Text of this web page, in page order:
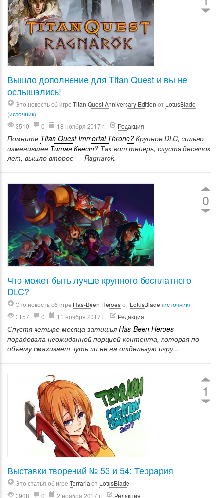
Вышло дополнение для Titan Quest и вы не
ослышались!
Это новость об игре Titan Quest Anniversary Edition от LotusBlade
(источник)
3510
0 18 ноября 2017 г. Редакция
Помните Titan Quest Immortal Throne? Крупное DLC, сильно
изменившее Титан Квест? Так вот теперь, спустя десяток
лет, вышло второе — Ragnarok.
0
Что может быть лучше крупного бесплатного
DLC?
Это новость об игре Has-Been Heroesот LotusBlade (источник)
3157
0 11 ноября 2017 г. Редакция
Спустя четыре месяца затишья Has-Been Heroes
порадовала неожиданной порцией контента, которая по
объёму смахивает чуть ли не на отдельную игру...
1
Выставки творений № 53 и 54: Террария
Это статья об игре Terraria от LotusBlade
3908
0 2 ноября 2017 г. Редакция